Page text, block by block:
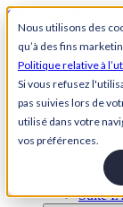
Nous utilisons des
qu’à des fins
Politique relative à
Si vous refusez
pas suivies lors de
utilisé dans votre
vos préférences.
Skip to content
Back to Homepage
Open menu
Suite
Agent
Agent
SVI
Suite